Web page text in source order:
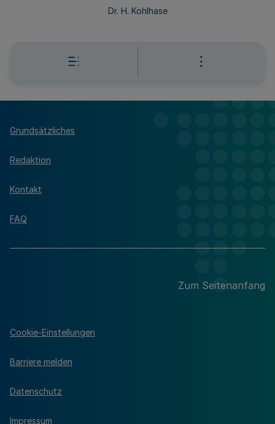
Dr. H. Kohlhase
Grundsätzliches
Redaktion
Kontakt
FAQ
Zum Seitenanfang
Cookie-Einstellungen
Barriere melden
Datenschutz
Impressum